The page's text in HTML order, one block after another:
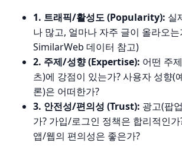
1. 트래픽/활성도 (Popularity): 실
나 많고, 얼마나 자주 글이 올라오는
SimilarWeb 데이터 참고)
2. 주제/성향 (Expertise): 어떤 주
츠)에 강점이 있는가? 사용자 성향(
론)은 어떠한가?
3. 안전성/편의성 (Trust): 광고(팝
가? 가입/로그인 정책은 합리적인
앱/웹의 편의성은 좋은가?